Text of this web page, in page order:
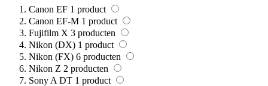
Canon EF 1 product
Canon EF-M 1 product
Fujifilm X 3 producten
Nikon (DX) 1 product
Nikon (FX) 6 producten
Nikon Z 2 producten
Sony A DT 1 product